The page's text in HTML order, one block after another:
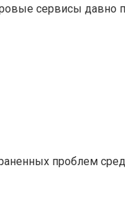
сервисы давно
проблем